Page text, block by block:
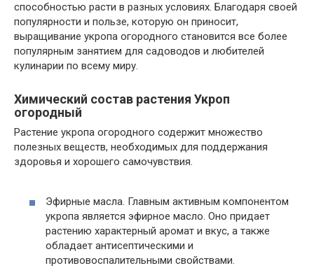
способностью расти в разных условиях. Благодаря своей
популярности и пользе, которую он приносит,
выращивание укропа огородного становится все более
популярным занятием для садоводов и любителей
кулинарии по всему миру.
Химический состав растения Укроп
огородный
Растение укропа огородного содержит множество
полезных веществ, необходимых для поддержания
здоровья и хорошего самочувствия.
Эфирные масла. Главным активным компонентом
укропа является эфирное масло. Оно придает
растению характерный аромат и вкус, а также
обладает антисептическими и
противовоспалительными свойствами.